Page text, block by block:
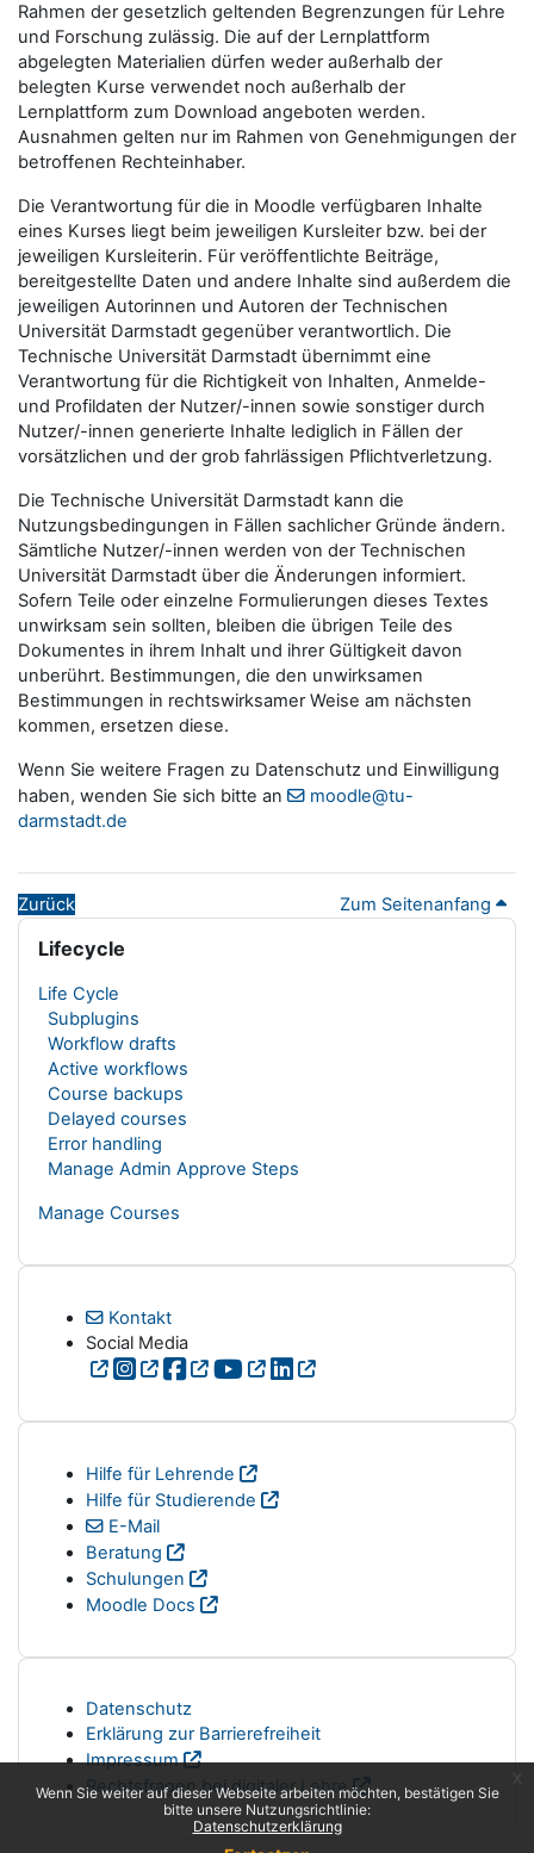
Wenn Sie weiter auf dieser Webseite arbeiten möchten, bestätigen Sie
bitte unsere Nutzungsrichtlinie:
Datenschutzerklärung
Rahmen der gesetzlich geltenden Begrenzungen für Lehre
und Forschung zulässig. Die auf der Lernplattform
abgelegten Materialien dürfen weder außerhalb der
belegten Kurse verwendet noch außerhalb der
Lernplattform zum Download angeboten werden.
Ausnahmen gelten nur im Rahmen von Genehmigungen der
betroffenen Rechteinhaber.
Die Verantwortung für die in Moodle verfügbaren Inhalte
eines Kurses liegt beim jeweiligen Kursleiter bzw. bei der
jeweiligen Kursleiterin. Für veröffentlichte Beiträge,
bereitgestellte Daten und andere Inhalte sind außerdem die
jeweiligen Autorinnen und Autoren der Technischen
Universität Darmstadt gegenüber verantwortlich. Die
Technische Universität Darmstadt übernimmt eine
Verantwortung für die Richtigkeit von Inhalten, Anmelde-
und Profildaten der Nutzer/-innen sowie sonstiger durch
Nutzer/-innen generierte Inhalte lediglich in Fällen der
vorsätzlichen und der grob fahrlässigen Pflichtverletzung.
Die Technische Universität Darmstadt kann die
Nutzungsbedingungen in Fällen sachlicher Gründe ändern.
Sämtliche Nutzer/-innen werden von der Technischen
Universität Darmstadt über die Änderungen informiert.
Sofern Teile oder einzelne Formulierungen dieses Textes
unwirksam sein sollten, bleiben die übrigen Teile des
Dokumentes in ihrem Inhalt und ihrer Gültigkeit davon
unberührt. Bestimmungen, die den unwirksamen
Bestimmungen in rechtswirksamer Weise am nächsten
kommen, ersetzen diese.
Wenn Sie weitere Fragen zu Datenschutz und Einwilligung
haben, wenden Sie sich bitte an
moodle@tu-
darmstadt.de
Zurück Zum Seitenanfang
Blöcke
Lifecycle überspringen
Lifecycle
Life Cycle
Subplugins
Workflow drafts
Active workflows
Course backups
Delayed courses
Error handling
Manage Admin Approve Steps
Manage Courses
Kontakt
Social Media
Hilfe für Lehrende
Hilfe für Studierende
E-Mail
Beratung
Schulungen
Moodle Docs
Datenschutz
Erklärung zur Barrierefreiheit
Impressum
Rechtsfragen bei digitaler Lehre